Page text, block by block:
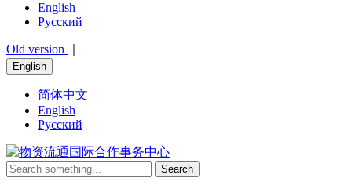
English
Русский
Old version
English
简体中文
English
Русский
Search